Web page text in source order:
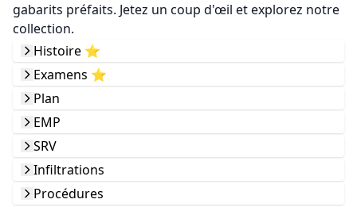
gabarits préfaits. Jetez un coup d'œil et explorez notre
collection.
Histoire ⭐️
Examens ⭐️
Plan
EMP
SRV
Infiltrations
Procédures